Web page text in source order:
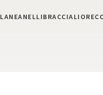
ANELLIBRACCIALI